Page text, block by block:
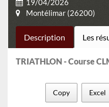
19/04/2026
Montélimar (26200)
Description Les
TRIATHLON - Course
Copy Excel